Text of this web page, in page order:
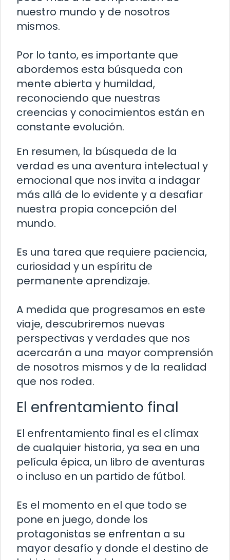
nuestro mundo y de nosotros
mismos.
Por lo tanto, es importante que
abordemos esta búsqueda con
mente abierta y humildad,
reconociendo que nuestras
creencias y conocimientos están en
constante evolución.
En resumen, la búsqueda de la
verdad es una aventura intelectual y
emocional que nos invita a indagar
más allá de lo evidente y a desafiar
nuestra propia concepción del
mundo.
Es una tarea que requiere paciencia,
curiosidad y un espíritu de
permanente aprendizaje.
A medida que progresamos en este
viaje, descubriremos nuevas
perspectivas y verdades que nos
acercarán a una mayor comprensión
de nosotros mismos y de la realidad
que nos rodea.
El enfrentamiento final
El enfrentamiento final es el clímax
de cualquier historia, ya sea en una
película épica, un libro de aventuras
o incluso en un partido de fútbol.
Es el momento en el que todo se
pone en juego, donde los
protagonistas se enfrentan a su
mayor desafío y donde el destino de